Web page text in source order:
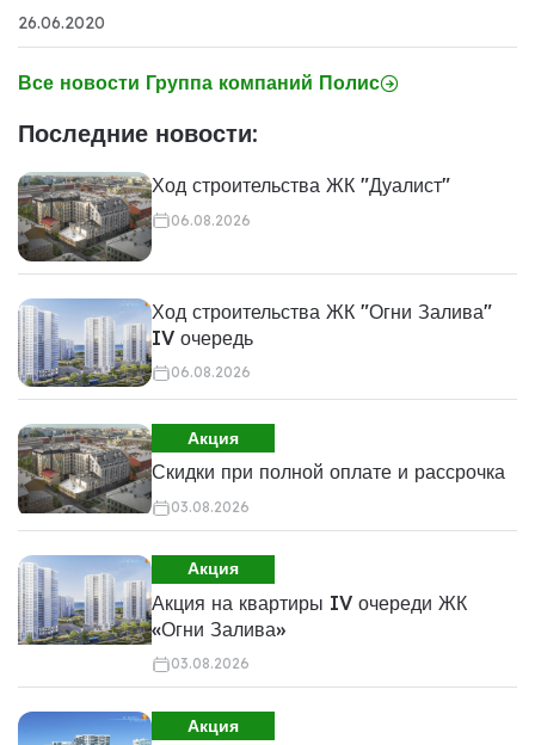
26.06.2020
Все новости Группа компаний Полис
Последние новости:
Ход строительства ЖК "Дуалист"
06.08.2026
Ход строительства ЖК "Огни Залива"
IV очередь
06.08.2026
Акция
Скидки при полной оплате и рассрочка
03.08.2026
Акция
Акция на квартиры IV очереди ЖК
«Огни Залива»
03.08.2026
Акция